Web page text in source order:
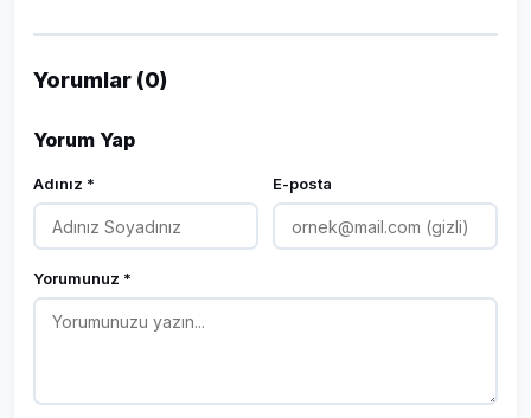
Yorumlar (0)
Yorum Yap
Adınız * E-posta
Yorumunuz *